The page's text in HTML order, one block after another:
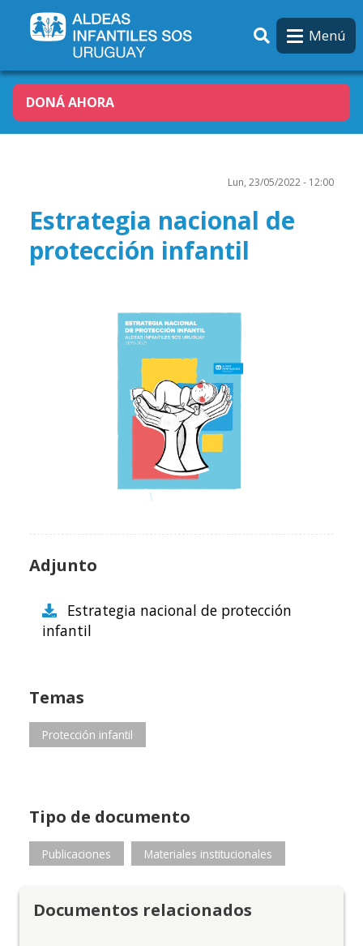
Menú
DONÁ AHORA
Lun, 23/05/2022 - 12:00
Estrategia nacional de
protección infantil
Adjunto
Estrategia nacional de protección
infantil
Temas
Protección infantil
Tipo de documento
Publicaciones Materiales institucionales
Documentos relacionados